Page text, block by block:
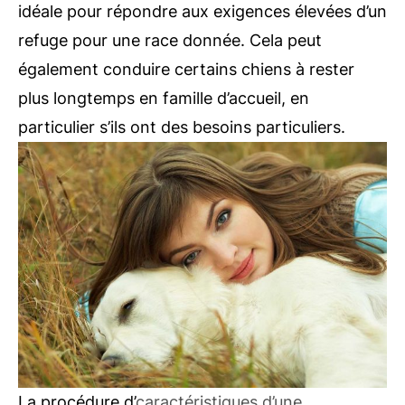
idéale pour répondre aux exigences élevées d’un
refuge pour une race donnée. Cela peut
également conduire certains chiens à rester
plus longtemps en famille d’accueil, en
particulier s’ils ont des besoins particuliers.